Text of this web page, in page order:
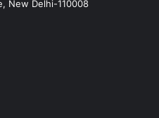
New Delhi-110008